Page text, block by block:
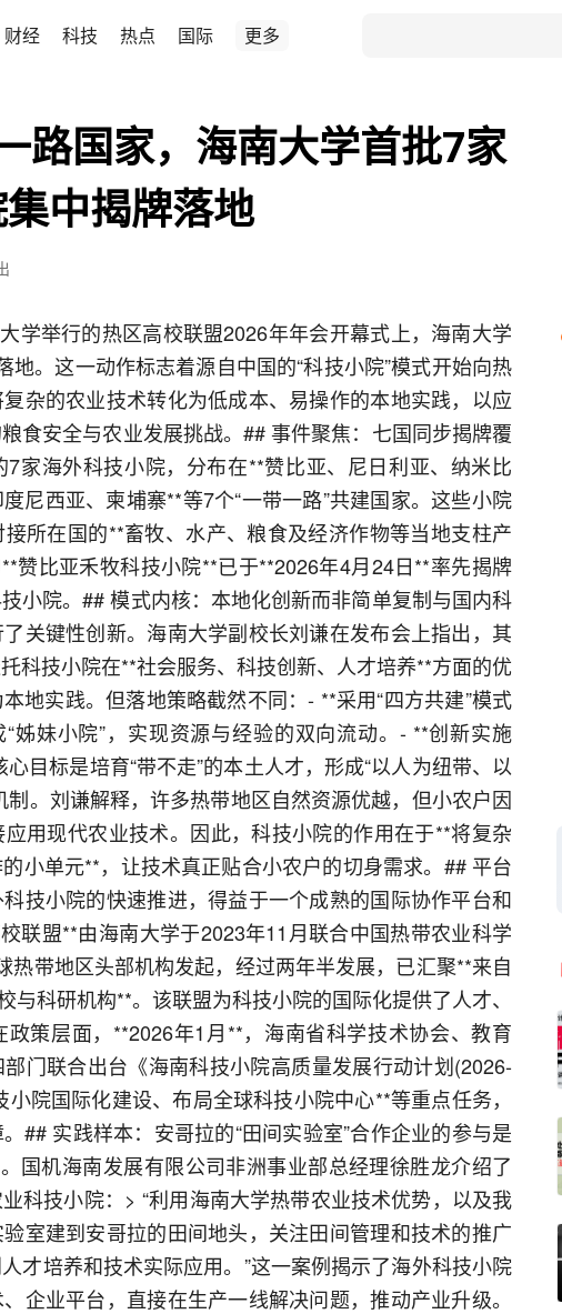
财经 科技 热点 国际 更多
路国家，海南大学首批7家
中揭牌落地
学举行的热区高校联盟2026年年会开幕式上，海南大学
地。这一动作标志着源自中国的“科技小院”模式开始向热
杂的农业技术转化为低成本、易操作的本地实践，以应
食安全与农业发展挑战。## 事件聚焦：七国同步揭牌覆
家海外科技小院，分布在**赞比亚、尼日利亚、纳米比
尼西亚、柬埔寨**等7个“一带一路”共建国家。这些小院
所在国的**畜牧、水产、粮食及经济作物等当地支柱产
赞比亚禾牧科技小院**已于**2026年4月24日**率先揭牌
小院。## 模式内核：本地化创新而非简单复制与国内科
关键性创新。海南大学副校长刘谦在发布会上指出，其
科技小院在**社会服务、科技创新、人才培养**方面的优
地实践。但落地策略截然不同：- **采用“四方共建”模式
姊妹小院”，实现资源与经验的双向流动。- **创新实施
目标是培育“带不走”的本土人才，形成“以人为纽带、以
制。刘谦解释，许多热带地区自然资源优越，但小农户因
用现代农业技术。因此，科技小院的作用在于**将复杂
小单元**，让技术真正贴合小农户的切身需求。## 平台
技小院的快速推进，得益于一个成熟的国际协作平台和
联盟**由海南大学于2023年11月联合中国热带农业科学
热带地区头部机构发起，经过两年半发展，已汇聚**来自
与科研机构**。该联盟为科技小院的国际化提供了人才、
策层面，**2026年1月**，海南省科学技术协会、教育
门联合出台《海南科技小院高质量发展行动计划(2026-
院国际化建设、布局全球科技小院中心**等重点任务，
## 实践样本：安哥拉的“田间实验室”合作企业的参与是
国机海南发展有限公司非洲事业部总经理徐胜龙介绍了
科技小院：> “利用海南大学热带农业技术优势，以及我
室建到安哥拉的田间地头，关注田间管理和技术的推广
才培养和技术实际应用。”这一案例揭示了海外科技小院
企业平台，直接在生产一线解决问题，推动产业升级。